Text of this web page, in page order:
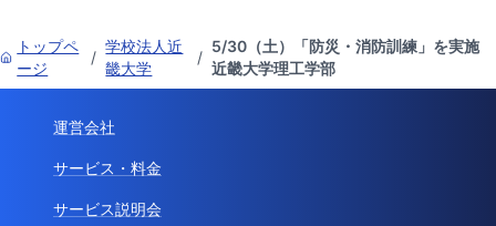
トップペ
ージ
/
学校法人近
畿大学
/
5/30（土）「防災・消防訓練」を実施
近畿大学理工学部
運営会社
サービス・料金
サービス説明会